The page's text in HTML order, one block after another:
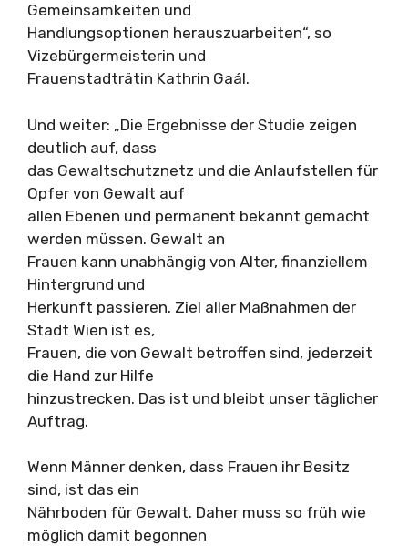
Gemeinsamkeiten und
Handlungsoptionen herauszuarbeiten“, so
Vizebürgermeisterin und
Frauenstadträtin Kathrin Gaál.
Und weiter: „Die Ergebnisse der Studie zeigen
deutlich auf, dass
das Gewaltschutznetz und die Anlaufstellen für
Opfer von Gewalt auf
allen Ebenen und permanent bekannt gemacht
werden müssen. Gewalt an
Frauen kann unabhängig von Alter, finanziellem
Hintergrund und
Herkunft passieren. Ziel aller Maßnahmen der
Stadt Wien ist es,
Frauen, die von Gewalt betroffen sind, jederzeit
die Hand zur Hilfe
hinzustrecken. Das ist und bleibt unser täglicher
Auftrag.
Wenn Männer denken, dass Frauen ihr Besitz
sind, ist das ein
Nährboden für Gewalt. Daher muss so früh wie
möglich damit begonnen